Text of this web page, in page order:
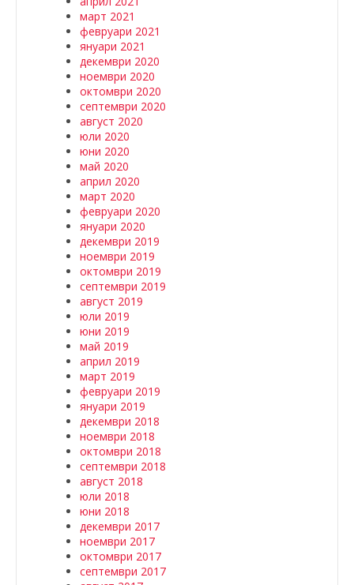
март 2021
февруари 2021
януари 2021
декември 2020
ноември 2020
октомври 2020
септември 2020
август 2020
юли 2020
юни 2020
май 2020
април 2020
март 2020
февруари 2020
януари 2020
декември 2019
ноември 2019
октомври 2019
септември 2019
август 2019
юли 2019
юни 2019
май 2019
април 2019
март 2019
февруари 2019
януари 2019
декември 2018
ноември 2018
октомври 2018
септември 2018
август 2018
юли 2018
юни 2018
декември 2017
ноември 2017
октомври 2017
септември 2017